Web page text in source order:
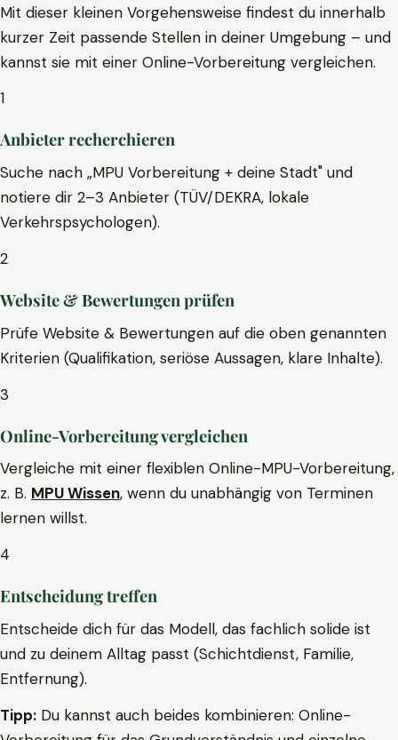
Mit dieser kleinen Vorgehensweise findest du innerhalb
kurzer Zeit passende Stellen in deiner Umgebung – und
kannst sie mit einer Online-Vorbereitung vergleichen.
1
Anbieter recherchieren
Suche nach „MPU Vorbereitung + deine Stadt" und
notiere dir 2–3 Anbieter (TÜV/DEKRA, lokale
Verkehrspsychologen).
2
Website & Bewertungen prüfen
Prüfe Website & Bewertungen auf die oben genannten
Kriterien (Qualifikation, seriöse Aussagen, klare Inhalte).
3
Online-Vorbereitung vergleichen
Vergleiche mit einer flexiblen Online-MPU-Vorbereitung,
z. B. MPU Wissen, wenn du unabhängig von Terminen
lernen willst.
4
Entscheidung treffen
Entscheide dich für das Modell, das fachlich solide ist
und zu deinem Alltag passt (Schichtdienst, Familie,
Entfernung).
Tipp: Du kannst auch beides kombinieren: Online-